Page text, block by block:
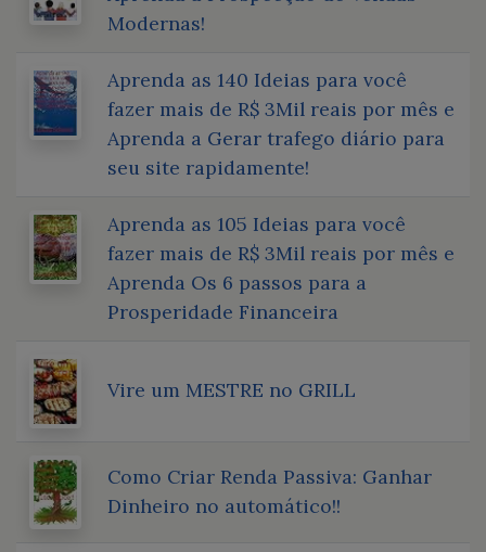
Modernas!
Aprenda as 140 Ideias para você
fazer mais de R$ 3Mil reais por mês e
Aprenda a Gerar trafego diário para
seu site rapidamente!
Aprenda as 105 Ideias para você
fazer mais de R$ 3Mil reais por mês e
Aprenda Os 6 passos para a
Prosperidade Financeira
Vire um MESTRE no GRILL
Como Criar Renda Passiva: Ganhar
Dinheiro no automático!!